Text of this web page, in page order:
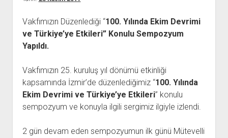
BARIŞ HAREKETLERİ ARŞİV FONU
DAVA DOSYALARI ARŞİV FONU
GÖRSEL-İŞİTSEL ARŞİV FONU
ARŞİVLERDEN YARARLANMA KOŞULLARI
SOL HAREKETLER KİTAPLIĞI
EMEK HAREKETİ KİTAPLIĞI
BARIŞ HAREKETİ KİTAPLIĞI
KADIN HAREKETİ KİTAPLIĞI
ÖĞRETMEN HAREKETİ KİTAPLIĞI
ANTİKOMÜNİZM KİTAPLIĞI
NÂZIM HİKMET KİTAPLIĞI
ÜYE BAŞVURU FORMU
ARŞİVLERDEN YARARLANMA FORMU
KİTAP ABONE FORMU
aç
İLETİŞİM BİLGİLERİ
BANKA HESAPLARIMIZ
Vakfımızın Düzenlediği “100. Yılında Ekim Devrimi
ve Türkiye’ye Etkileri” Konulu Sempozyum
Yapıldı.
Vakfımızın 25. kuruluş yıl dönümü etkinliği
kapsamında İzmir’de düzenlediğimiz “100. Yılında
Ekim Devrimi ve Türkiye’ye Etkileri” konulu
sempozyum ve konuyla ilgili sergimiz ilgiyle izlendi.
2 gün devam eden sempozyumun ilk günü Mütevelli